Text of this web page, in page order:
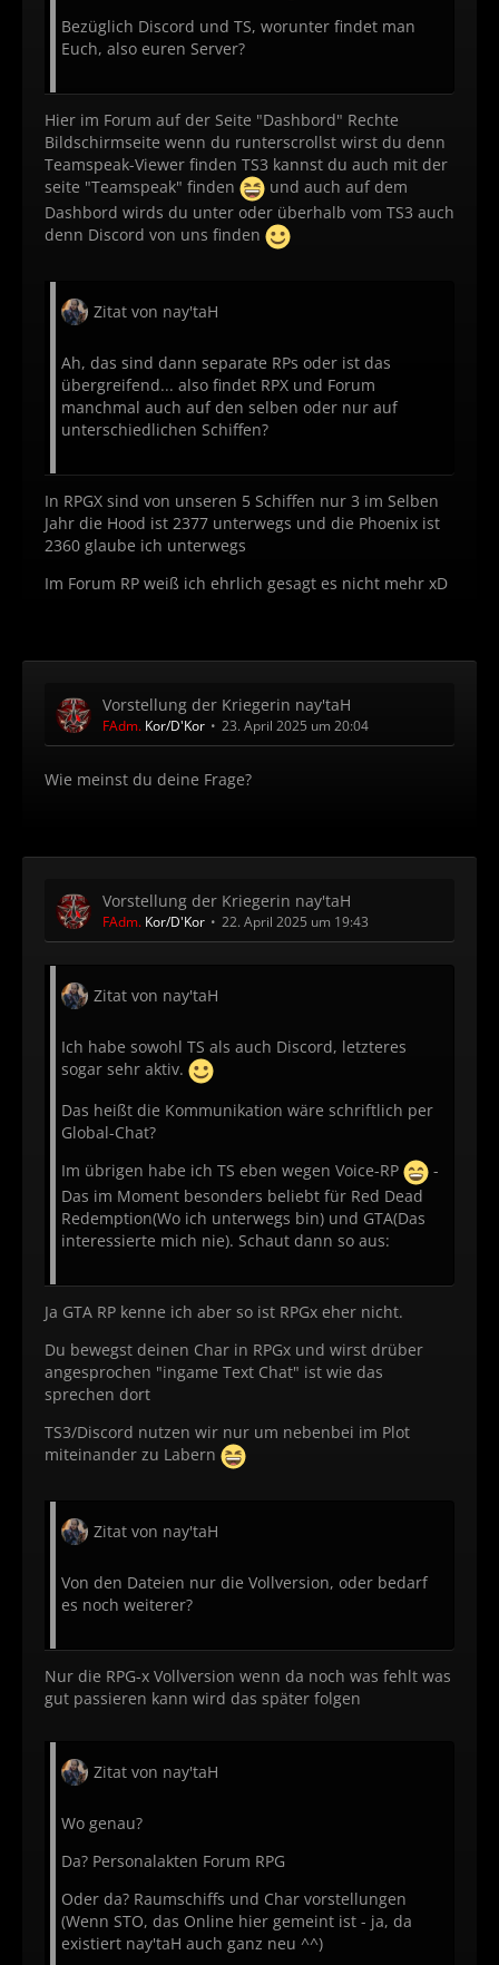
Bezüglich Discord und TS, worunter findet man
Euch, also euren Server?
Hier im Forum auf der Seite "Dashbord" Rechte
Bildschirmseite wenn du runterscrollst wirst du denn
Teamspeak-Viewer finden TS3 kannst du auch mit der
seite "Teamspeak" finden
und auch auf dem
Dashbord wirds du unter oder überhalb vom TS3 auch
denn Discord von uns finden
Zitat von nay'taH
Ah, das sind dann separate RPs oder ist das
übergreifend... also findet RPX und Forum
manchmal auch auf den selben oder nur auf
unterschiedlichen Schiffen?
In RPGX sind von unseren 5 Schiffen nur 3 im Selben
Jahr die Hood ist 2377 unterwegs und die Phoenix ist
2360 glaube ich unterwegs
Im Forum RP weiß ich ehrlich gesagt es nicht mehr xD
Vorstellung der Kriegerin nay'taH
FAdm. Kor/D'Kor 23. April 2025 um 20:04
Wie meinst du deine Frage?
Vorstellung der Kriegerin nay'taH
FAdm. Kor/D'Kor 22. April 2025 um 19:43
Zitat von nay'taH
Ich habe sowohl TS als auch Discord, letzteres
sogar sehr aktiv.
Das heißt die Kommunikation wäre schriftlich per
Global-Chat?
Im übrigen habe ich TS eben wegen Voice-RP
-
Das im Moment besonders beliebt für Red Dead
Redemption(Wo ich unterwegs bin) und GTA(Das
interessierte mich nie). Schaut dann so aus:
Ja GTA RP kenne ich aber so ist RPGx eher nicht.
Du bewegst deinen Char in RPGx und wirst drüber
angesprochen "ingame Text Chat" ist wie das
sprechen dort
TS3/Discord nutzen wir nur um nebenbei im Plot
miteinander zu Labern
Zitat von nay'taH
Von den Dateien nur die Vollversion, oder bedarf
es noch weiterer?
Nur die RPG-x Vollversion wenn da noch was fehlt was
gut passieren kann wird das später folgen
Zitat von nay'taH
Wo genau?
Da? Personalakten Forum RPG
Oder da? Raumschiffs und Char vorstellungen
(Wenn STO, das Online hier gemeint ist - ja, da
existiert nay'taH auch ganz neu ^^)